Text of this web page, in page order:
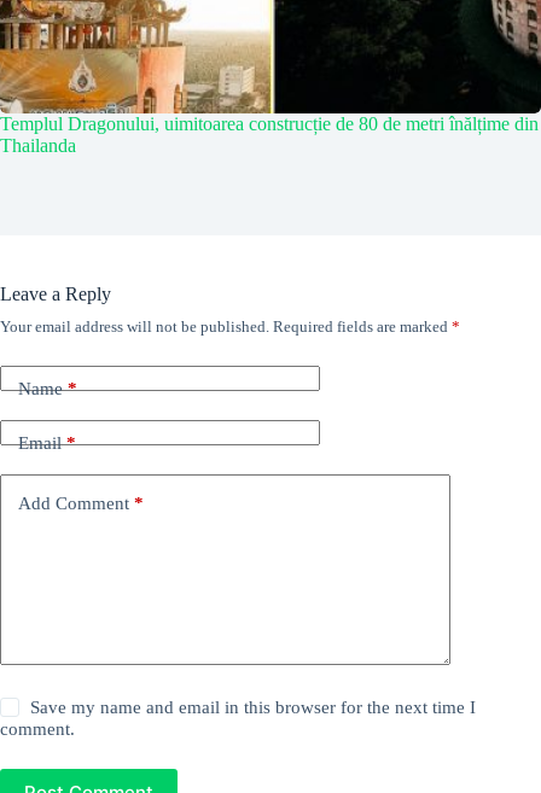
Templul Dragonului, uimitoarea construcție de 80 de metri înălțime din
Thailanda
Leave a Reply
Your email address will not be published. Required fields are marked *
Name*
Email*
Add Comment *
Save my name and email in this browser for the next time I
comment.